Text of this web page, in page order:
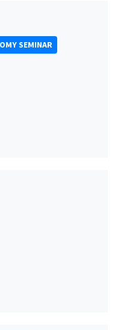
SEMINAR
tiers pour garantir son bon
de refuser ou de